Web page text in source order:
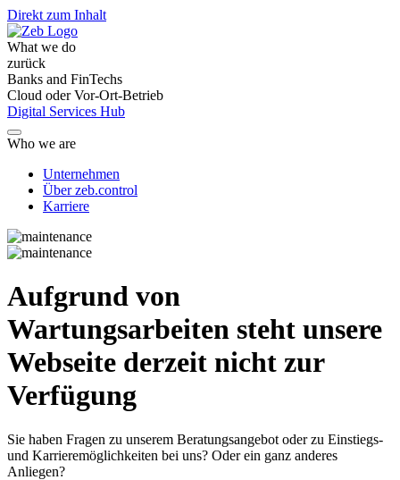
Direkt zum Inhalt
What we do
zurück
Banks and FinTechs
Cloud oder Vor-Ort-Betrieb
Digital Services Hub
Who we are
Unternehmen
Über zeb.control
Karriere
Aufgrund von
Wartungsarbeiten steht unsere
Webseite derzeit nicht zur
Verfügung
Sie haben Fragen zu unserem Beratungsangebot oder zu Einstiegs-
und Karrieremöglichkeiten bei uns? Oder ein ganz anderes
Anliegen?